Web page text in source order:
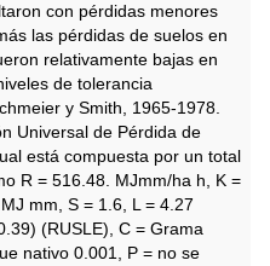
con pérdidas menores
las pérdidas de suelos en
relativamente bajas en
de tolerancia
y Smith, 1965-1978.
Universal de Pérdida de
está compuesta por un total
R = 516.48. MJmm/ha h, K =
mm, S = 1.6, L = 4.27
(RUSLE), C = Grama
nativo 0.001, P = no se